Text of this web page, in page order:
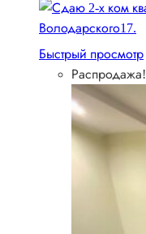
Быстрый просмотр
Распродажа!